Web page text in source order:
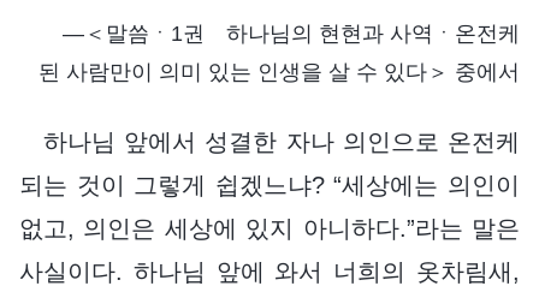
―＜말씀ㆍ1권 하나님의 현현과 사역ㆍ온전케
된 사람만이 의미 있는 인생을 살 수 있다＞ 중에서
하나님 앞에서 성결한 자나 의인으로 온전케
되는 것이 그렇게 쉽겠느냐? “세상에는 의인이
없고, 의인은 세상에 있지 아니하다.”라는 말은
사실이다. 하나님 앞에 와서 너희의 옷차림새,